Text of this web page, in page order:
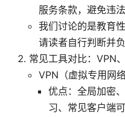
服务条款，避免违
我们讨论的是教育
请读者自行判断并
常见工具对比：VPN
VPN（虚拟专用网络
优点：全局加密
习、常见客户端可